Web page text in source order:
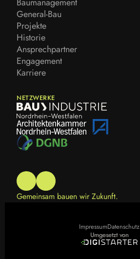
Baumanagement
General-Bau
General-Bau
Projekte
Projekte
Historie
Historie
Ansprechpartner
Ansprechpartner
Engagement
Engagement
Karriere
NETZWERKE
Gemeinsam bauen wir Zukunft.
Impressum
Impressum
Datenschutz
Datenschutz
Umgesetzt von